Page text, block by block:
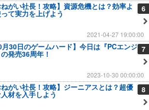
6
ねがい社長！攻略】資源危機とは？効率よ
って実力を上げよう
2021-04-27 19:00:00
7
月30日のゲームハード】今日は『PCエンジ
発売36周年！
2023-10-30 00:00:00
8
ねがい社長！攻略】ジーニアスとは？超優
材を入手しよう